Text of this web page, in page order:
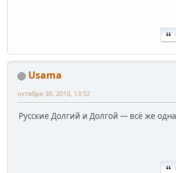
Usama
октября 30, 2010, 13:52
Русские Долгий и Долгой — всё же